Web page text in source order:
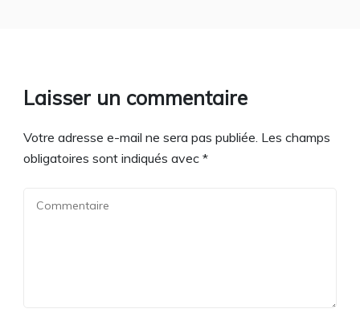
Laisser un commentaire
Votre adresse e-mail ne sera pas publiée. Les champs
obligatoires sont indiqués avec *